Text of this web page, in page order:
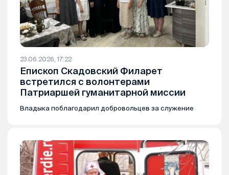
23.06.2026, 17:22
Епископ Скадовский Филарет
встретился с волонтерами
Патриаршей гуманитарной миссии
Владыка поблагодарил добровольцев за служение